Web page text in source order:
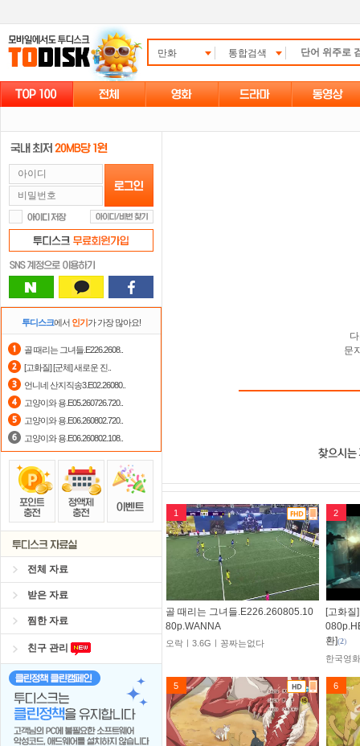
만화 통합검색
투디스크에서 인기가 가장 많아요!
골 때리는 그녀들.E226.2608..
[고화질] [군체] 새로운 진..
언니네 산지직송3.E02.26080..
고양이와 용.E05.260726.720..
고양이와 용.E06.260802.720..
고양이와 용.E06.260802.108..
전체 자료
받은 자료
찜한 자료
친구 관리
문
1
골 때리는 그녀들.E226.260805.10
80p.WANNA
오락ㅣ3.6Gㅣ꽁짜는없다
2
[고화
환](2)
한국영
5 6